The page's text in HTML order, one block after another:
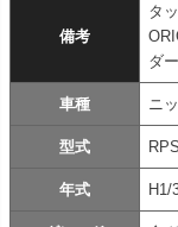
備考
タ
ダ
車種 ニ
型式
年式 H1/